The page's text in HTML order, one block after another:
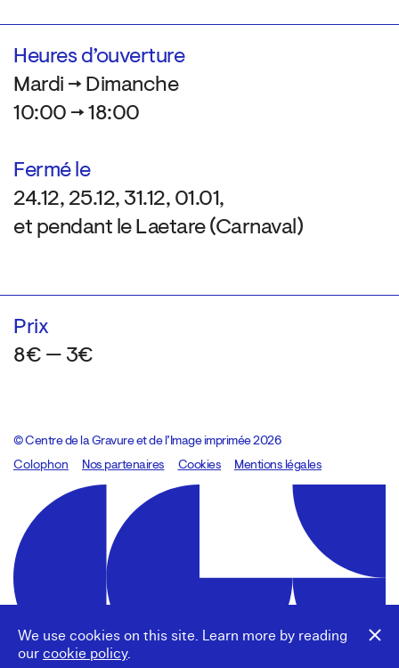
We use cookies on this site. Learn more by reading
our cookie policy.
Heures d’ouverture
Mardi → Dimanche
10:00 → 18:00
Fermé le
24.12, 25.12, 31.12, 01.01,
et pendant le Laetare (Carnaval)
Prix
8€ — 3€
© Centre de la Gravure et de l’Image imprimée 2026
Colophon
Design:Marcel Kaczmarek, code:8080.studio
Nos partenaires Cookies Mentions légales